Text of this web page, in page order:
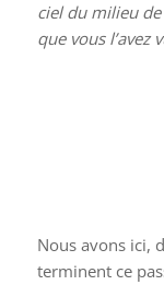
ciel du milieu
que vous l’avez
Nous avons ici,
terminent ce